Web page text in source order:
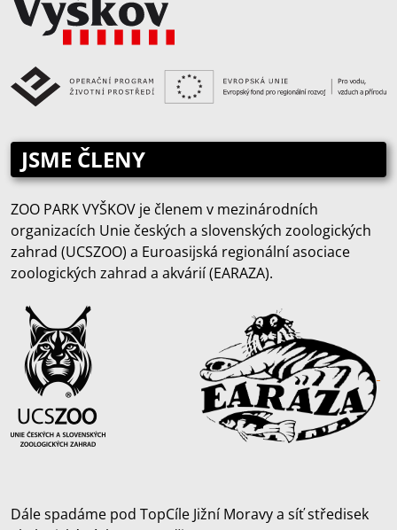
JSME ČLENY
ZOO PARK VYŠKOV je členem v mezinárodních
organizacích Unie českých a slovenských zoologických
zahrad (UCSZOO) a Euroasijská regionální asociace
zoologických zahrad a akvárií (EARAZA).
Dále spadáme pod TopCíle Jižní Moravy a síť středisek